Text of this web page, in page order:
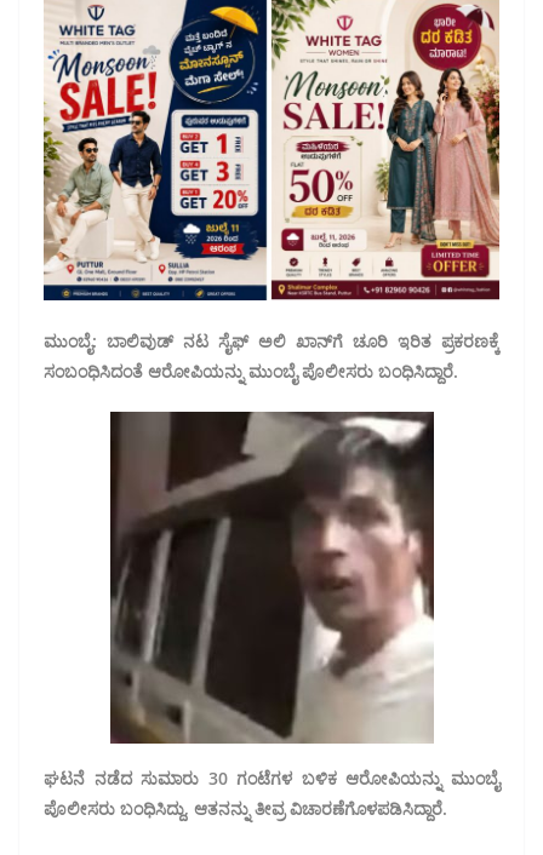
ಮುಂಬೈ: ಬಾಲಿವುಡ್ ನಟ ಸೈಫ್ ಅಲಿ ಖಾನ್‌ಗೆ ಚೂರಿ ಇರಿತ ಪ್ರಕರಣಕ್ಕೆ
ಸಂಬಂಧಿಸಿದಂತೆ ಆರೋಪಿಯನ್ನು ಮುಂಬೈ ಪೊಲೀಸರು ಬಂಧಿಸಿದ್ದಾರೆ.
ಘಟನೆ ನಡೆದ ಸುಮಾರು 30 ಗಂಟೆಗಳ ಬಳಿಕ ಆರೋಪಿಯನ್ನು ಮುಂಬೈ
ಪೊಲೀಸರು ಬಂಧಿಸಿದ್ದು, ಆತನನ್ನು ತೀವ್ರ ವಿಚಾರಣೆಗೊಳಪಡಿಸಿದ್ದಾರೆ.